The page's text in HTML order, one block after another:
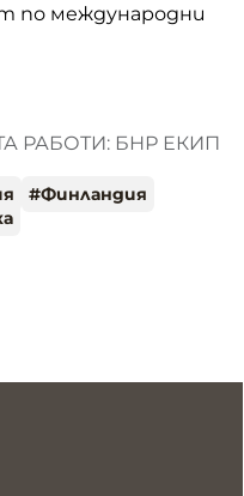
по международни
РАБОТИ: БНР ЕКИП
#Финландия